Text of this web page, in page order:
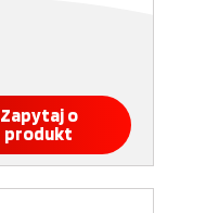
Zapytaj o
produkt